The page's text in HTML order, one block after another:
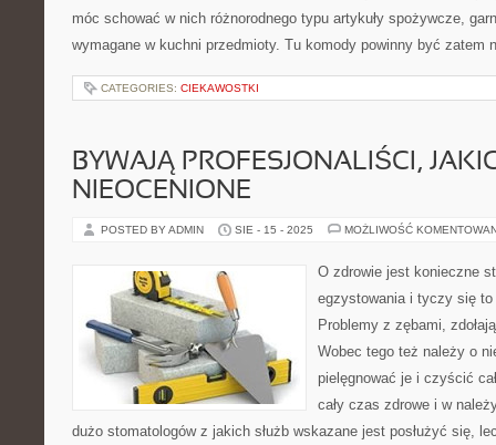
móc schować w nich różnorodnego typu artykuły spożywcze,
wymagane w kuchni przedmioty. Tu komody powinny być zatem
CATEGORIES: CIEKAWOSTKI
BYWAJĄ PROFESJONALIŚCI,
NIEOCENIONE
POSTED BY ADMIN SIE - 15 - 2025 MOŻLIWOŚĆ
O zdrowie jest konieczne
egzystowania i tyczy się
Problemy z zębami,
Wobec tego też należy o
pielęgnować je i czyścić
cały czas zdrowe i w
dużo stomatologów z jakich służb wskazane jest posłużyć się,